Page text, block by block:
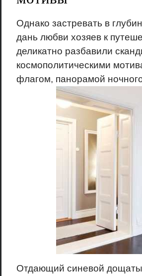
Однако застревать в
дань любви хозяев к
деликатно разбавили
космополитическими
флагом, панорамой
Отдающий синевой